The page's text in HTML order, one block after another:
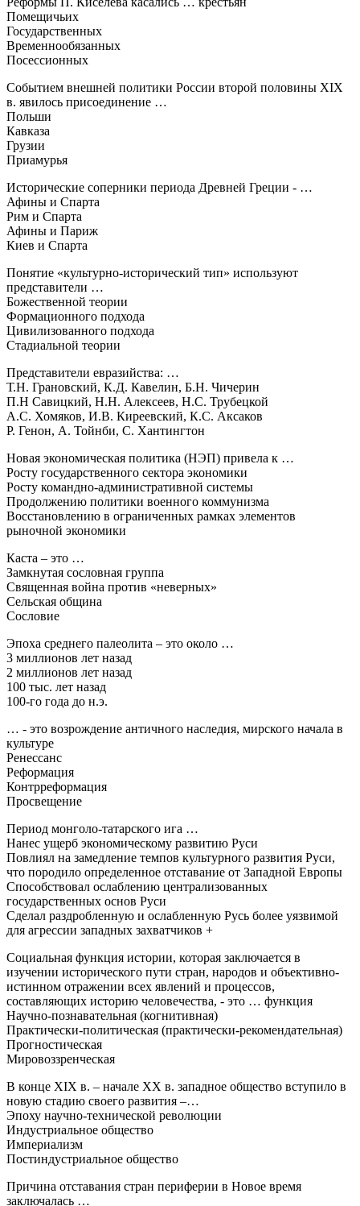
Помещичьих
Государственных
Временнообязанных
Посессионных
Событием внешней политики России второй половины XIX
в. явилось присоединение …
Польши
Кавказа
Грузии
Приамурья
Исторические соперники периода Древней Греции - …
Афины и Спарта
Рим и Спарта
Афины и Париж
Киев и Спарта
Понятие «культурно-исторический тип» используют
представители …
Божественной теории
Формационного подхода
Цивилизованного подхода
Стадиальной теории
Представители евразийства: …
Т.Н. Грановский, К.Д. Кавелин, Б.Н. Чичерин
П.Н Савицкий, Н.Н. Алексеев, Н.С. Трубецкой
А.С. Хомяков, И.В. Киреевский, К.С. Аксаков
Р. Генон, А. Тойнби, С. Хантингтон
Новая экономическая политика (НЭП) привела к …
Росту государственного сектора экономики
Росту командно-административной системы
Продолжению политики военного коммунизма
Восстановлению в ограниченных рамках элементов
рыночной экономики
Каста – это …
Замкнутая сословная группа
Священная война против «неверных»
Сельская община
Сословие
Эпоха среднего палеолита – это около …
3 миллионов лет назад
2 миллионов лет назад
100 тыс. лет назад
100-го года до н.э.
… - это возрождение античного наследия, мирского начала в
культуре
Ренессанс
Реформация
Контрреформация
Просвещение
Период монголо-татарского ига …
Нанес ущерб экономическому развитию Руси
Повлиял на замедление темпов культурного развития Руси,
что породило определенное отставание от Западной Европы
Способствовал ослаблению централизованных
государственных основ Руси
Сделал раздробленную и ослабленную Русь более уязвимой
для агрессии западных захватчиков +
Социальная функция истории, которая заключается в
изучении исторического пути стран, народов и объективно-
истинном отражении всех явлений и процессов,
составляющих историю человечества, - это … функция
Научно-познавательная (когнитивная)
Практически-политическая (практически-рекомендательная)
Прогностическая
Мировоззренческая
В конце XIX в. – начале ХХ в. западное общество вступило в
новую стадию своего развития –…
Эпоху научно-технической революции
Индустриальное общество
Империализм
Постиндустриальное общество
Причина отставания стран периферии в Новое время
заключалась …